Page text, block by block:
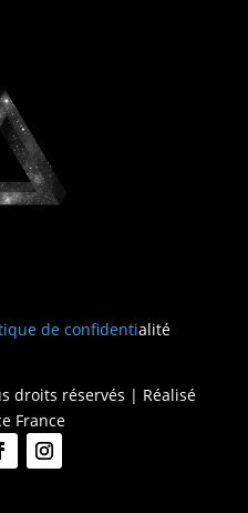
de confidentialité
droits réservés | Réalisé
France